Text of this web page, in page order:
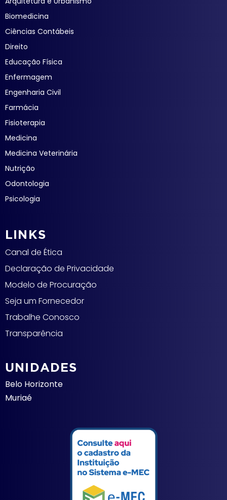
Biomedicina
Ciências Contábeis
Direito
Educação Física
Enfermagem
Engenharia Civil
Farmácia
Fisioterapia
Medicina
Medicina Veterinária
Nutrição
Odontologia
Psicologia
LINKS
Canal de Ética
Declaração de Privacidade
Modelo de Procuração
Seja um Fornecedor
Trabalhe Conosco
Transparência
UNIDADES
Belo Horizonte
Muriaé